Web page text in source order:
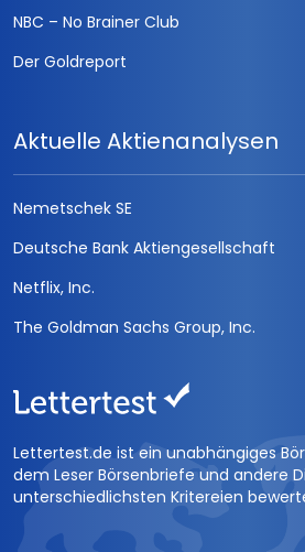
Forex Seasonals Handelssystem
Die Termin-Börse
Optionsscheine Handelssignale
CFD Daytrading
TradersJournal
EMERGING MARKETS INVESTOR
FUCHS Geldanlagebuch 2016
NBC – No Brainer Club
Der Goldreport
Aktuelle Aktienanalysen
Nemetschek SE
Deutsche Bank Aktiengesellschaft
Netflix, Inc.
The Goldman Sachs Group, Inc.
Lettertest.de ist ein unabhängiges
dem Leser Börsenbriefe und andere
unterschiedlichsten Kritereien